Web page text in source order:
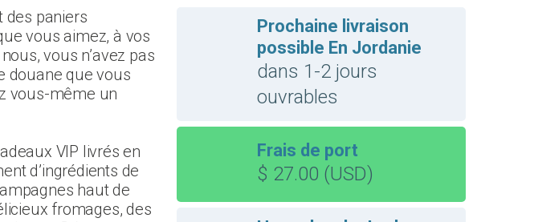
des paniers
vous aimez, à vos
vous n’avez pas
douane que vous
vous-même un
VIP livrés en
d’ingrédients de
haut de
fromages, des
Prochaine livraison
possible En Jordanie
dans 1-2 jours
ouvrables
Frais de port
$ 27.00 (USD)